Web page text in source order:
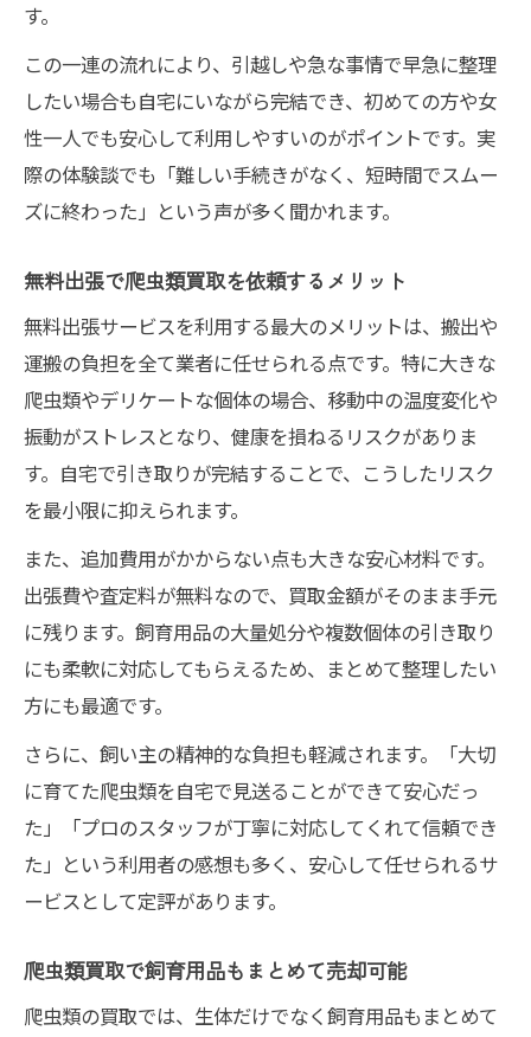
初めての方も安心できる爬虫類出張買取のコツ
初めてでも爬虫類買取は安心して利用可能
爬虫類買取の無料出張で失敗しない準備法
安心できる爬虫類買取業者の選び方ポイン
ト
れ
無料出張の爬虫類買取で注意すべき点まと
め
飼育用品も一緒に査定する爬虫類買取の魅力
爬虫類買取で飼育用品も高価査定が期待
無料出張で飼育用品をまとめて買取依頼
まとめて依頼できる爬虫類買取の便利さ
横浜市で選ぶ失敗しない爬虫類買取サービス
横浜市で信頼できる爬虫類買取サービスの
選び方
爬虫類買取は無料出張対応業者が安心の理
由
口コミで評判の横浜市爬虫類買取サービス
爬虫類買取の対応範囲と無料出張のポイン
失敗しないための爬虫類買取サービス比較
法
す。
この一連の流れにより、引越しや急な事情で早急に整理
したい場合も自宅にいながら完結でき、初めての方や女
性一人でも安心して利用しやすいのがポイントです。実
際の体験談でも「難しい手続きがなく、短時間でスムー
ズに終わった」という声が多く聞かれます。
無料出張で爬虫類買取を依頼するメリット
無料出張サービスを利用する最大のメリットは、搬出や
運搬の負担を全て業者に任せられる点です。特に大きな
爬虫類やデリケートな個体の場合、移動中の温度変化や
振動がストレスとなり、健康を損ねるリスクがありま
す。自宅で引き取りが完結することで、こうしたリスク
を最小限に抑えられます。
また、追加費用がかからない点も大きな安心材料です。
出張費や査定料が無料なので、買取金額がそのまま手元
に残ります。飼育用品の大量処分や複数個体の引き取り
にも柔軟に対応してもらえるため、まとめて整理したい
方にも最適です。
さらに、飼い主の精神的な負担も軽減されます。「大切
に育てた爬虫類を自宅で見送ることができて安心だっ
た」「プロのスタッフが丁寧に対応してくれて信頼でき
た」という利用者の感想も多く、安心して任せられるサ
ービスとして定評があります。
爬虫類買取で飼育用品もまとめて売却可能
爬虫類の買取では、生体だけでなく飼育用品もまとめて